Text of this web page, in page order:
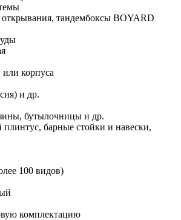
тандембоксы BOYARD
или корпуса
и др.
бутылочницы и др.
барные стойки и навески,
100 видов)
комплектацию